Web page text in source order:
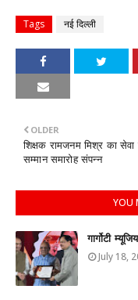
Tags नई दिल्ली
OLDER
शिक्षक रामजनम मिश्र का सेवा
सम्मान समारोह संपन्न
YOU
गार्गोटी
July 18,